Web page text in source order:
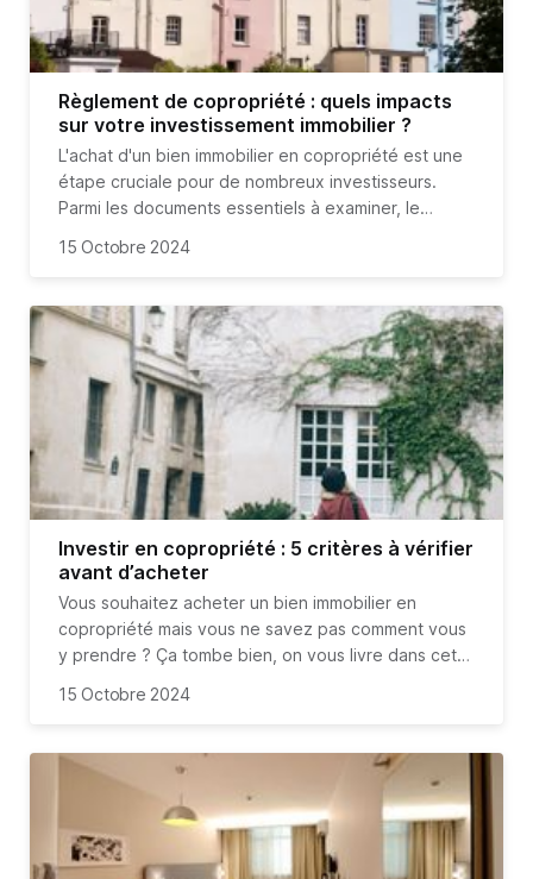
Règlement de copropriété : quels impacts
sur votre investissement immobilier ?
L'achat d'un bien immobilier en copropriété est une
étape cruciale pour de nombreux investisseurs.
Parmi les documents essentiels à examiner, le
centrale. Ce document, souvent méconnu, définit
En France,environ 40% du parc immobilier est
constitué de biens en copropriété
, ce qui souligne
l'importance de bien comprendre ce règlement.
Explorons dans cet article l'impact du règlement de
copropriété sur votre achat immobilier, ses
implications juridiques, financières, et pratiques,
ainsi que des conseils pour bien le gérer.
15 Octobre 2024
Investir en copropriété : 5 critères à vérifier
avant d’acheter
Vous souhaitez acheter un bien immobilier en
copropriété mais vous ne savez pas comment vous
y prendre ? Ça tombe bien, on vous livre dans cet
avant d’acheter un bien immobilier en copropriété.
15 Octobre 2024